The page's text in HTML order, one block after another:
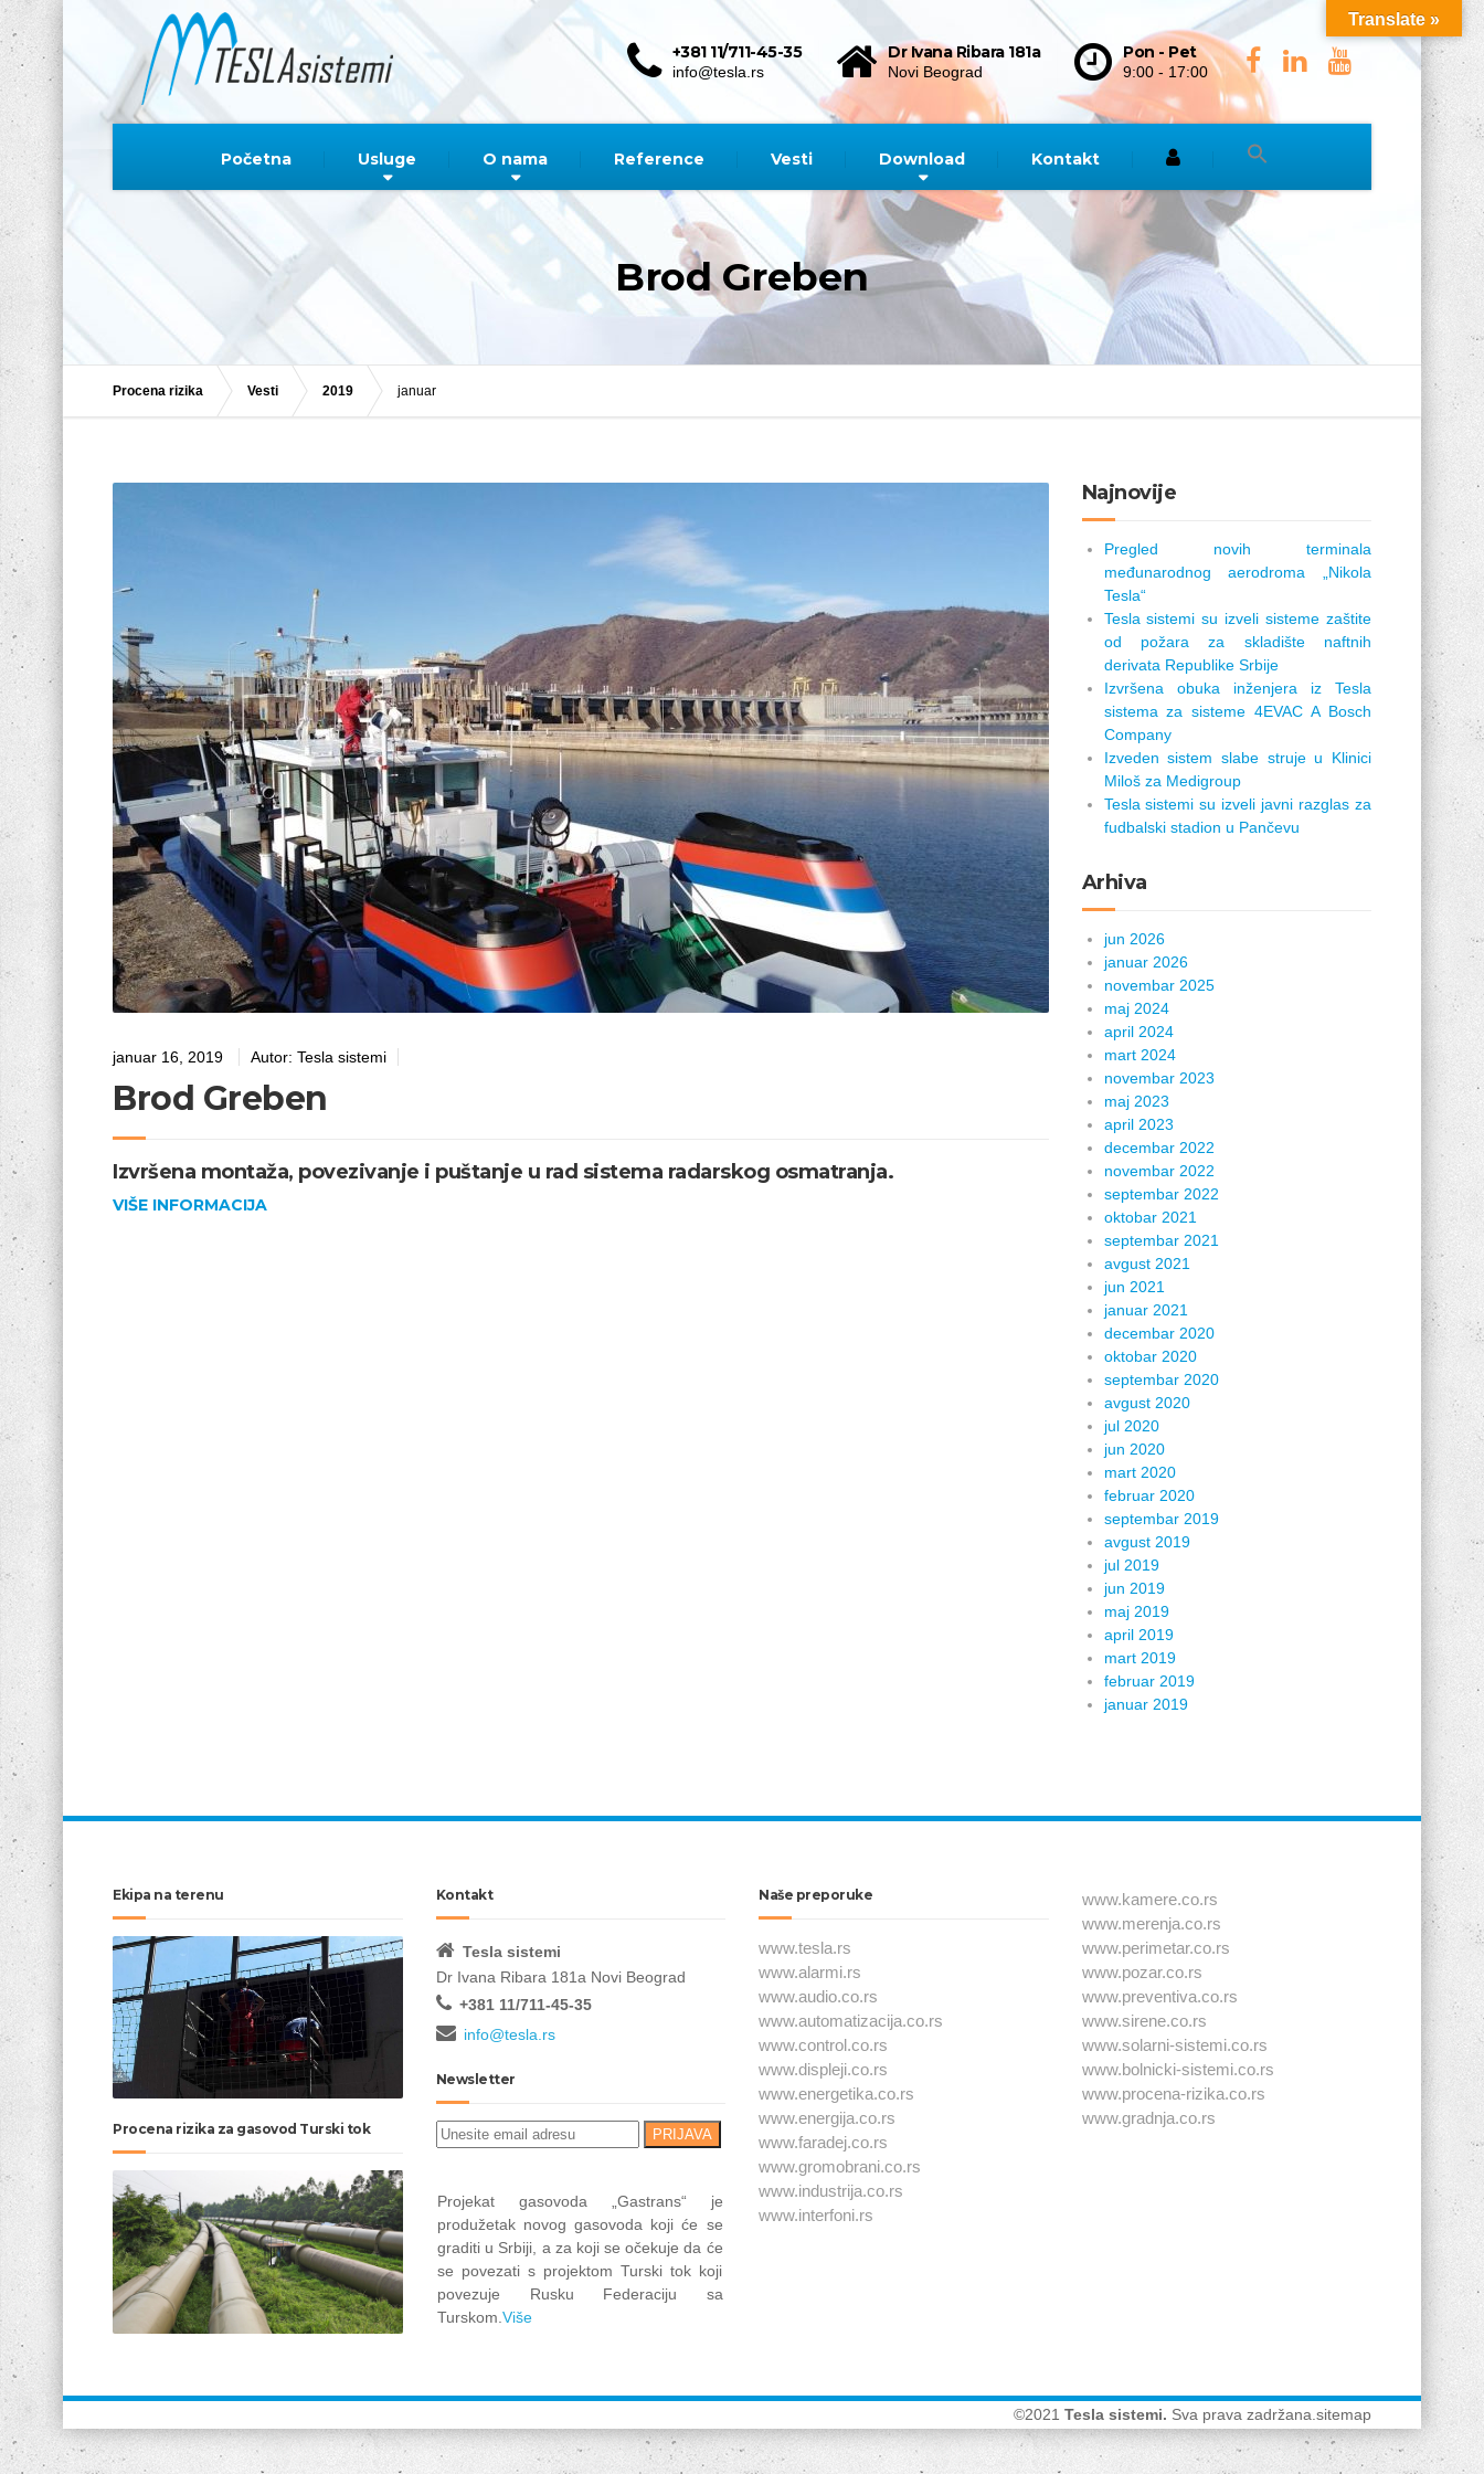
+381 11/711-45-35
info@tesla.rs
Dr Ivana Ribara 181a
Novi Beograd
Pon - Pet
9:00 - 17:00
Početna Usluge O nama Reference Vesti Download Kontakt
Brod Greben
Procena rizika Vesti 2019 januar
januar 16, 2019 Autor: Tesla sistemi
Brod Greben
Izvršena montaža, povezivanje i puštanje u rad sistema radarskog osmatranja.
VIŠE INFORMACIJA
Najnovije
Pregled novih terminala
međunarodnog aerodroma „Nikola
Tesla“
Tesla sistemi su izveli sisteme zaštite
od požara za skladište naftnih
derivata Republike Srbije
Izvršena obuka inženjera iz Tesla
sistema za sisteme 4EVAC A Bosch
Company
Izveden sistem slabe struje u Klinici
Miloš za Medigroup
Tesla sistemi su izveli javni razglas za
fudbalski stadion u Pančevu
Arhiva
jun 2026
januar 2026
novembar 2025
maj 2024
april 2024
mart 2024
novembar 2023
maj 2023
april 2023
decembar 2022
novembar 2022
septembar 2022
oktobar 2021
septembar 2021
avgust 2021
jun 2021
januar 2021
decembar 2020
oktobar 2020
septembar 2020
avgust 2020
jul 2020
jun 2020
mart 2020
februar 2020
septembar 2019
avgust 2019
jul 2019
jun 2019
maj 2019
april 2019
mart 2019
februar 2019
januar 2019
Ekipa na terenu
Procena rizika za gasovod Turski tok
Projekat gasovoda „Gastrans“ je
produžetak novog gasovoda koji će se
graditi u Srbiji, a za koji se očekuje da će
se povezati s projektom Turski tok koji
povezuje Rusku Federaciju sa
Turskom. Više
Kontakt
Tesla sistemi
Dr Ivana Ribara 181a Novi Beograd
+381 11/711-45-35
info@tesla.rs
Newsletter
Naše preporuke
www.tesla.rs
www.alarmi.rs
www.audio.co.rs
www.automatizacija.co.rs
www.control.co.rs
www.displeji.co.rs
www.energetika.co.rs
www.energija.co.rs
www.faradej.co.rs
www.gromobrani.co.rs
www.industrija.co.rs
www.interfoni.rs
www.kamere.co.rs
www.merenja.co.rs
www.perimetar.co.rs
www.pozar.co.rs
www.preventiva.co.rs
www.sirene.co.rs
www.solarni-sistemi.co.rs
www.bolnicki-sistemi.co.rs
www.procena-rizika.co.rs
www.gradnja.co.rs
©2021 Tesla sistemi. Sva prava zadržana. sitemap
Translate »